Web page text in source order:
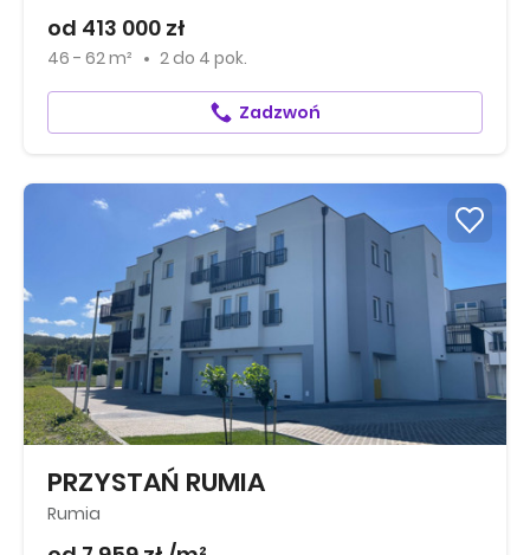
od 413 000 zł
46 - 62 m² 2 do 4 pok.
Zadzwoń
PRZYSTAŃ RUMIA
Rumia